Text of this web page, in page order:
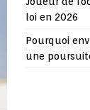
loi en 2026
Pourquoi
une